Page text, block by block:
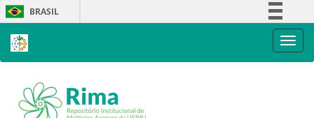
Skip
navigation
BRASIL